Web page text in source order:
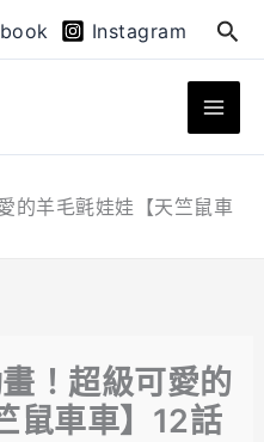
Instagram
搜
尋
的羊毛氈娃娃【天竺鼠車
！超級可愛的
鼠車車】12話